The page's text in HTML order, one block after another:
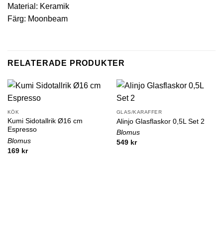
Material: Keramik
Färg: Moonbeam
RELATERADE PRODUKTER
KÖK
Kumi Sidotallrik Ø16 cm
Espresso
Blomus
169 kr
GLAS/KARAFFER
Alinjo Glasflaskor 0,5L Set 2
Blomus
549 kr